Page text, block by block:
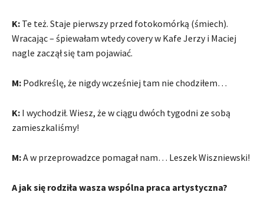
K: Te też. Staje pierwszy przed fotokomórką (śmiech).
Wracając – śpiewałam wtedy covery w Kafe Jerzy i Maciej
nagle zaczął się tam pojawiać.
M: Podkreślę, że nigdy wcześniej tam nie chodziłem…
K: I wychodził. Wiesz, że w ciągu dwóch tygodni ze sobą
zamieszkaliśmy!
M:A w przeprowadzce pomagał nam… Leszek Wiszniewski!
A jak się rodziła wasza wspólna praca artystyczna?